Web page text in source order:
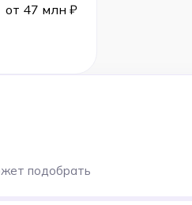
от 47 млн ₽
подобрать